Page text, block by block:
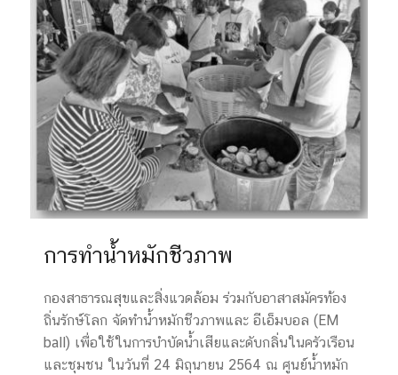
การทำน้ำหมักชีวภาพ
กองสาธารณสุขและสิ่งแวดล้อม ร่วมกับอาสาสมัครท้อง
ถิ่นรักษ์โลก จัดทำน้ำหมักชีวภาพและ อีเอ็มบอล (EM
ball) เพื่อใช้ในการบำบัดน้ำเสียและดับกลิ่นในครัวเรือน
และชุมชน ในวันที่ 24 มิถุนายน 2564 ณ ศูนย์น้ำหมัก